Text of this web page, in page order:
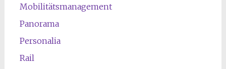
Mobilitätsmanagement
Panorama
Personalia
Rail